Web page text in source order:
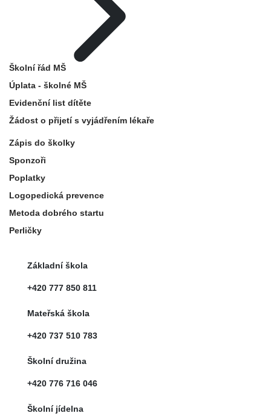
Školní řád MŠ
Úplata - školné MŠ
Evidenční list dítěte
Žádost o přijetí s vyjádřením lékaře
Zápis do školky
Sponzoři
Poplatky
Logopedická prevence
Metoda dobrého startu
Perličky
Základní škola
+420 777 850 811
Mateřská škola
+420 737 510 783
Školní družina
+420 776 716 046
Školní jídelna